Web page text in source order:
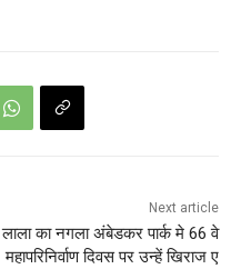
Next article
लाला का नगला अंबेडकर पार्क मे 66 वे
महापरिनिर्वाण दिवस पर उन्हें खिराज ए